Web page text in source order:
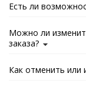
Есть ли
Можно ли
заказа?
Как отменить или